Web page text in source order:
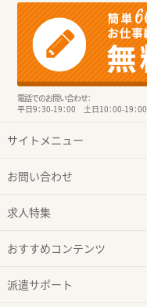
電話でのお問い合わせ：
平日9：30-19：00 土日10：00-19：00
サイトメニュー
お問い合わせ
求人特集
おすすめコンテンツ
派遣サポート